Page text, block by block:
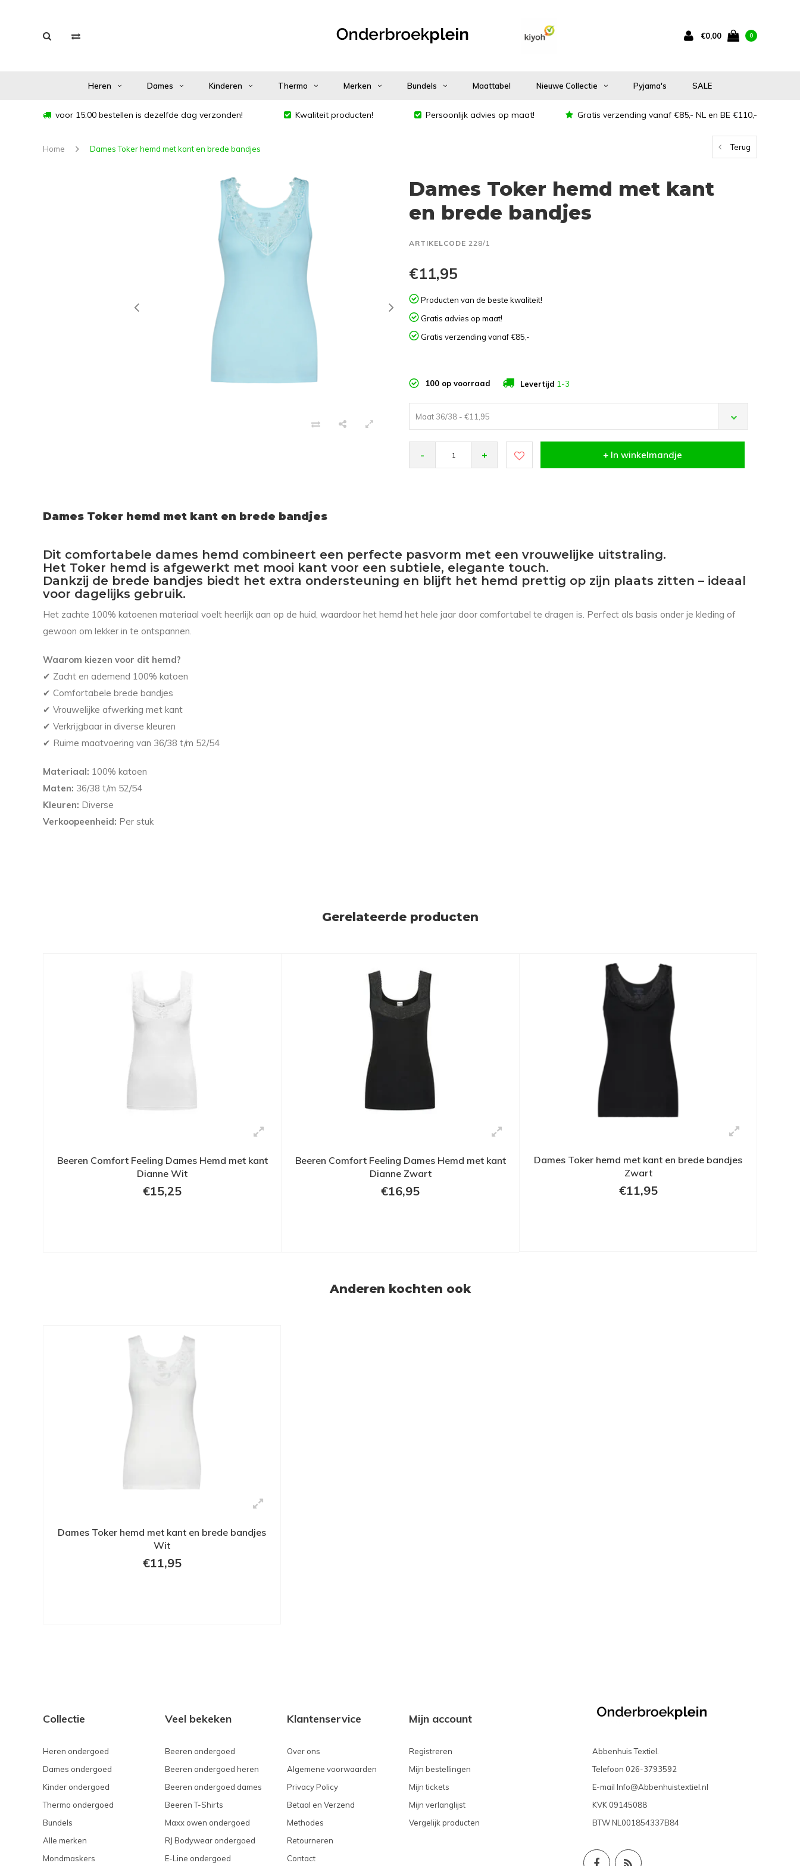
€0,00 0
Heren Dames Kinderen Thermo Merken Bundels Maattabel Nieuwe Collectie Pyjama's SALE
voor 15:00 bestellen is dezelfde dag verzonden! Kwaliteit producten! Persoonlijk advies op maat! Gratis verzending vanaf €85,- NL en BE €110,-
Home Dames Toker hemd met kant en brede bandjes Terug
Dames Toker hemd met kant
en brede bandjes
ARTIKELCODE 228/1
€11,95
Producten van de beste kwaliteit!
Gratis advies op maat!
Gratis verzending vanaf €85,-
100 op voorraad Levertijd 1-3
Maat 36/38 - €11,95
- + + In winkelmandje
Dames Toker hemd met kant en brede bandjes
Dit comfortabele dames hemd combineert een perfecte pasvorm met een vrouwelijke uitstraling.
Het Toker hemd is afgewerkt met mooi kant voor een subtiele, elegante touch.
Dankzij de brede bandjes biedt het extra ondersteuning en blijft het hemd prettig op zijn plaats zitten – ideaal
voor dagelijks gebruik.
Het zachte 100% katoenen materiaal voelt heerlijk aan op de huid, waardoor het hemd het hele jaar door comfortabel te dragen is. Perfect als basis onder je kleding of
gewoon om lekker in te ontspannen.
Waarom kiezen voor dit hemd?
✔ Zacht en ademend 100% katoen
✔ Comfortabele brede bandjes
✔ Vrouwelijke afwerking met kant
✔ Verkrijgbaar in diverse kleuren
✔ Ruime maatvoering van 36/38 t/m 52/54
Materiaal: 100% katoen
Maten: 36/38 t/m 52/54
Kleuren: Diverse
Verkoopeenheid: Per stuk
Gerelateerde producten
Beeren Comfort Feeling Dames Hemd met kant
Dianne Wit
€15,25
Beeren Comfort Feeling Dames Hemd met kant
Dianne Zwart
€16,95
Dames Toker hemd met kant en brede bandjes
Zwart
€11,95
Anderen kochten ook
Dames Toker hemd met kant en brede bandjes
Wit
€11,95
Collectie
Heren ondergoed
Dames ondergoed
Kinder ondergoed
Thermo ondergoed
Bundels
Alle merken
Mondmaskers
Veel bekeken
Beeren ondergoed
Beeren ondergoed heren
Beeren ondergoed dames
Beeren T-Shirts
Maxx owen ondergoed
RJ Bodywear ondergoed
E-Line ondergoed
Klantenservice
Over ons
Algemene voorwaarden
Privacy Policy
Betaal en Verzend
Methodes
Retourneren
Contact
Mijn account
Registreren
Mijn bestellingen
Mijn tickets
Mijn verlanglijst
Vergelijk producten
Abbenhuis Textiel.
Telefoon 026-3793592
E-mail Info@Abbenhuistextiel.nl
KVK 09145088
BTW NL001854337B84